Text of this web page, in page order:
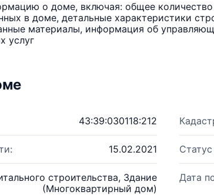
о доме, включая: общее количество
в доме, детальные характеристики
материалы, информация об
услуг
43:39:030118:212
15.02.2021
строительства, Здание
(Многоквартирный дом)
Дата